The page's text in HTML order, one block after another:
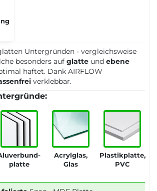
Untergründen - vergleichsweise
besonders auf glatte und ebene
haftet. Dank AIRFLOW
verklebbar.
platte
Acrylglas,
Glas
Plastikplatte,
PVC